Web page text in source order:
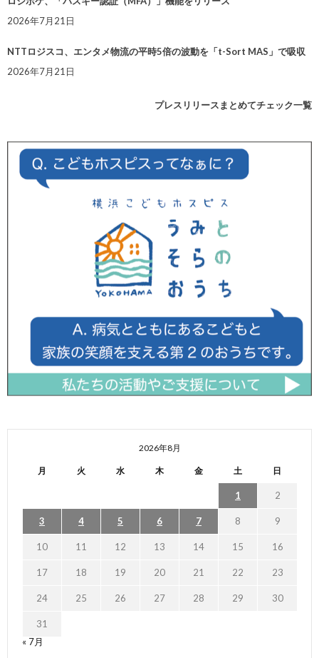
2026年7月21日
NTTロジスコ、エンタメ物流の平時5倍の波動を「t-Sort MAS」で吸収
2026年7月21日
プレスリリースまとめてチェック一覧
2026年8月
月 火 水 木 金 土 日
1 2
3 4 5 6 7 8 9
10 11 12 13 14 15 16
17 18 19 20 21 22 23
24 25 26 27 28 29 30
31
« 7月